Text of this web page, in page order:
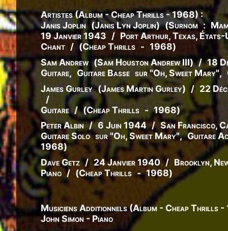
Artistes (Album - Cheap Thrills - 1968) :
Janis Joplin (JanisLynJoplin) (Surnom :
19 Janvier 1943 / Port Arthur, Texas, États-
Chant / (Cheap Thrills - 1968)
Sam Andrew (SamHoustonAndrew III) / 18
Guitare, Guitare Basse sur "Oh, Sweet Mary",
James Gurley (JamesMartinGurley) / 22
/
Guitare / (Cheap Thrills - 1968)
Peter Albin / 6 Juin 1944 / San Francisco,
Guitare Solo sur "Oh, Sweet Mary", Guitare
1968)
Dave Getz / 24 Janvier 1940 / Brooklyn,
Piano / (Cheap Thrills - 1968)
Musiciens Additionnels (Album - Cheap Thrills
John Simon - Piano